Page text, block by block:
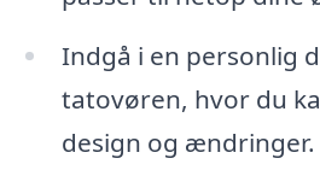
Indgå i en personlig
tatovøren, hvor du
design og ændringer.